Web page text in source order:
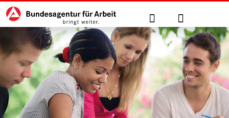
zu den Hauptinhalten springen
Hauptnavigation Suche Anmelden